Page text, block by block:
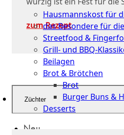
Hausmannskost für
das Besondere für
Streetfood &
Grill- und BBQ-
Beilagen
Brot & Brötchen
Brot
Burger Buns &
Desserts
Neu
zum Rezept
Züchter